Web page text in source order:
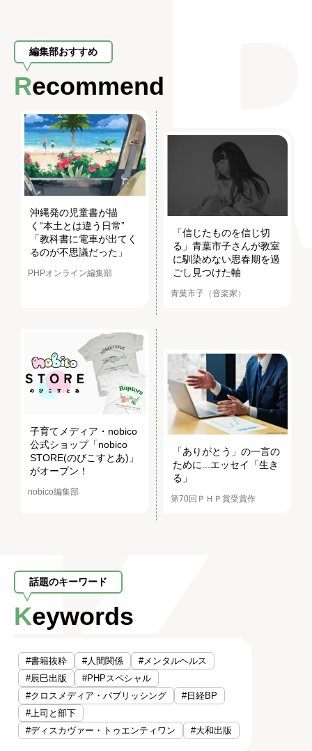
編集部おすすめ
Recommend
沖縄発の児童書が描
く“本土とは違う日常”
「教科書に電車が出てく
るのが不思議だった」
PHPオンライン編集部
「信じたものを信じ切
る」青葉市子さんが教室
に馴染めない思春期を過
ごし見つけた軸
青葉市子（音楽家）
子育てメディア・nobico
公式ショップ「nobico
STORE(のびこすとあ)」
がオープン！
nobico編集部
「ありがとう」の一言の
ために...エッセイ「生き
る」
第70回ＰＨＰ賞受賞作
話題のキーワード
Keywords
#書籍抜粋 #人間関係
#メンタルヘルス
#辰巳出版
#PHPスペシャル
#クロスメディア・パブリッシング
#日経BP
#上司と部下
#ディスカヴァー・トゥエンティワン
#大和出版